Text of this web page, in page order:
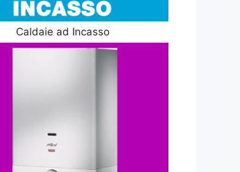
Caldaie ad Incasso